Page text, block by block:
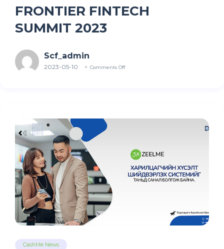
FRONTIER FINTECH
SUMMIT 2023
Scf_admin
2023-05-10 Comments Off
CashMe News